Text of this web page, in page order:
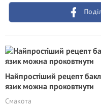
Найпростіший рецепт
язик можна проковтнути
Смакота